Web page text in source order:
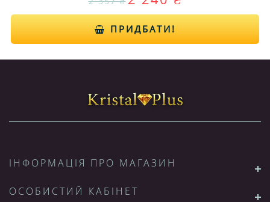
ПРИДБАТИ!
ІНФОРМАЦІЯ ПРО МАГАЗИН
ОСОБИСТИЙ КАБІНЕТ